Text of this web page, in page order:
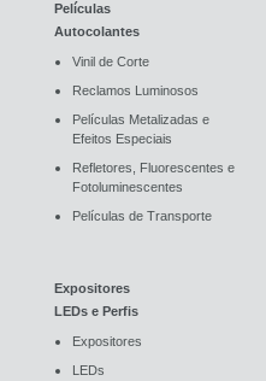
Películas
Autocolantes
Vinil de Corte
Reclamos Luminosos
Películas Metalizadas e
Efeitos Especiais
Refletores, Fluorescentes e
Fotoluminescentes
Películas de Transporte
Expositores
LEDs e Perfis
Expositores
LEDs